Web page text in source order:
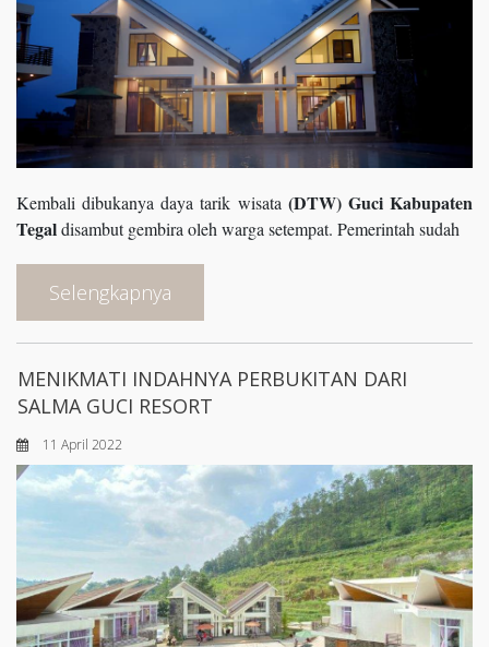
Kembali dibukanya daya tarik wisata (DTW) Guci Kabupaten
Tegaldisambut gembira oleh warga setempat. Pemerintah sudah
Selengkapnya
MENIKMATI INDAHNYA PERBUKITAN DARI
SALMA GUCI RESORT
11 April 2022